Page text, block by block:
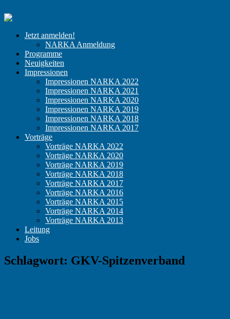
NARKA
niedergelassene
Anästhesisten
Jetzt anmelden!
NARKA Anmeldung
Programme
Neuigkeiten
Impressionen
Impressionen NARKA 2022
Impressionen NARKA 2021
Impressionen NARKA 2020
Impressionen NARKA 2019
Impressionen NARKA 2018
Impressionen NARKA 2017
Vorträge
Vorträge NARKA 2022
Vorträge NARKA 2020
Vorträge NARKA 2019
Vorträge NARKA 2018
Vorträge NARKA 2017
Vorträge NARKA 2016
Vorträge NARKA 2015
Vorträge NARKA 2014
Vorträge NARKA 2013
Leitung
Jobs
Schlagwort: GKV-Spitzenverband